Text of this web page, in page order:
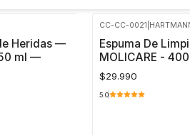
Heridas —
ml —
CC-CC-0021
Espuma De
MOLICARE -
$29.990
5.0